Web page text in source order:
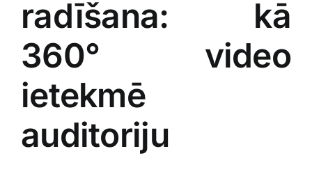
radīšana: kā
360° ⁣video
ietekmē
auditoriju